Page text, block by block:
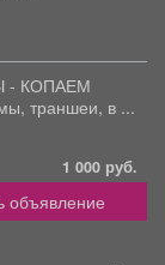
- КОПАЕМ
траншеи, в ...
1 000 руб.
объявление